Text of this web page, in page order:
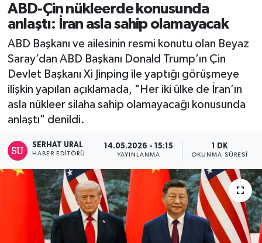
ABD-Çin nükleerde konusunda
anlaştı: İran asla sahip olamayacak
ABD Başkanı ve ailesinin resmi konutu olan Beyaz
Saray’dan ABD Başkanı Donald Trump’ın Çin
Devlet Başkanı Xi Jinping ile yaptığı görüşmeye
ilişkin yapılan açıklamada, "Her iki ülke de İran’ın
asla nükleer silaha sahip olamayacağı konusunda
anlaştı" denildi.
SERHAT URAL
HABER EDITÖRÜ
14.05.2026 - 15:15
YAYINLANMA
1 DK
OKUNMA SÜRESI
Spor
Sağlık
Teknoloji
Turizm
Tüm Manşetler
Son Dakika Haberleri
Haber Arşivi